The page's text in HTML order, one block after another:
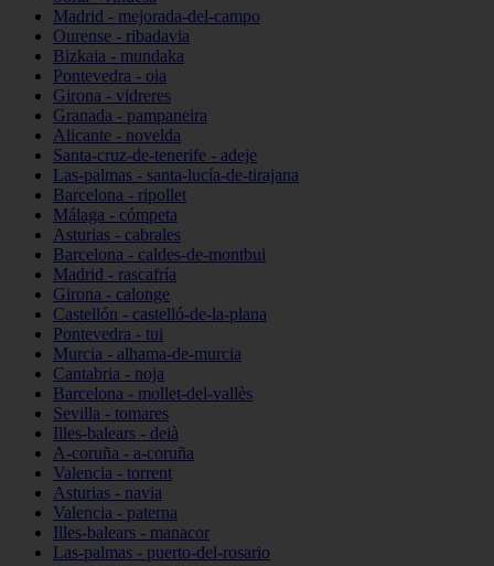
Madrid - mejorada-del-campo
Ourense - ribadavia
Bizkaia - mundaka
Pontevedra - oia
Girona - vidreres
Granada - pampaneira
Alicante - novelda
Santa-cruz-de-tenerife - adeje
Las-palmas - santa-lucía-de-tirajana
Barcelona - ripollet
Málaga - cómpeta
Asturias - cabrales
Barcelona - caldes-de-montbui
Madrid - rascafría
Girona - calonge
Castellón - castelló-de-la-plana
Pontevedra - tui
Murcia - alhama-de-murcia
Cantabria - noja
Barcelona - mollet-del-vallès
Sevilla - tomares
Illes-balears - deià
A-coruña - a-coruña
Valencia - torrent
Asturias - navia
Valencia - paterna
Illes-balears - manacor
Las-palmas - puerto-del-rosario